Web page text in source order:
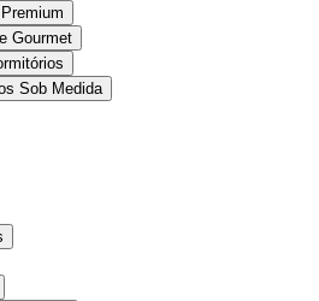
Gourmet
Sob Medida